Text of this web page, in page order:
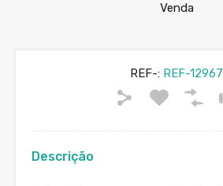
Venda
REF-: REF-12967
Descrição